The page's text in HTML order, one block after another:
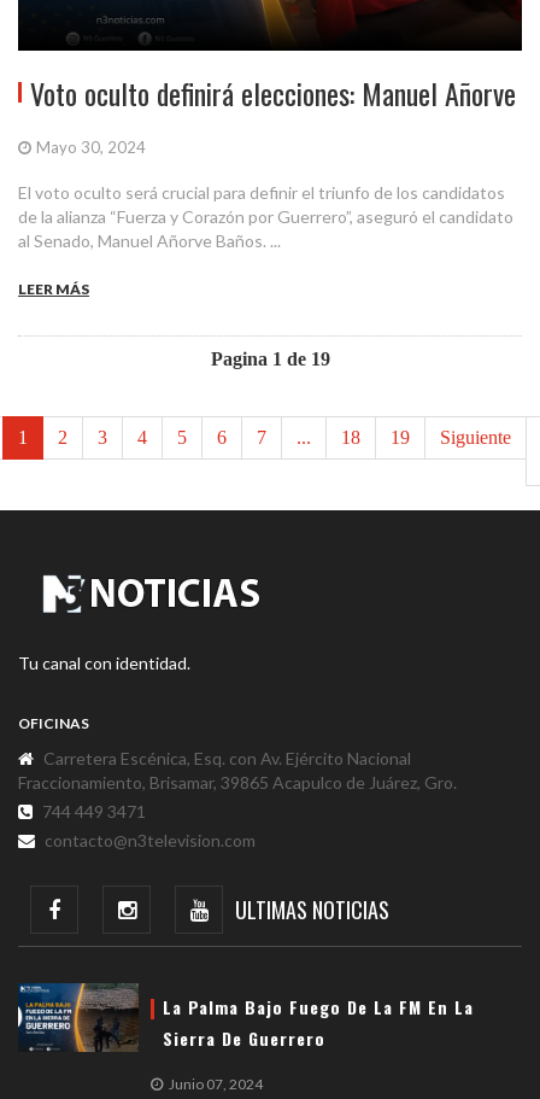
Voto oculto definirá elecciones: Manuel Añorve
Mayo 30, 2024
El voto oculto será crucial para definir el triunfo de los candidatos
de la alianza “Fuerza y Corazón por Guerrero”, aseguró el candidato
al Senado, Manuel Añorve Baños. ...
LEER MÁS
Pagina 1 de 19
1 2 3 4 5 6 7 ... 18 19 Siguiente
Tu canal con identidad.
OFICINAS
Carretera Escénica, Esq. con Av. Ejército Nacional
Fraccionamiento, Brisamar, 39865 Acapulco de Juárez, Gro.
744 449 3471
contacto@n3television.com
ULTIMAS NOTICIAS
La Palma Bajo Fuego De La FM En La
Sierra De Guerrero
Junio 07, 2024